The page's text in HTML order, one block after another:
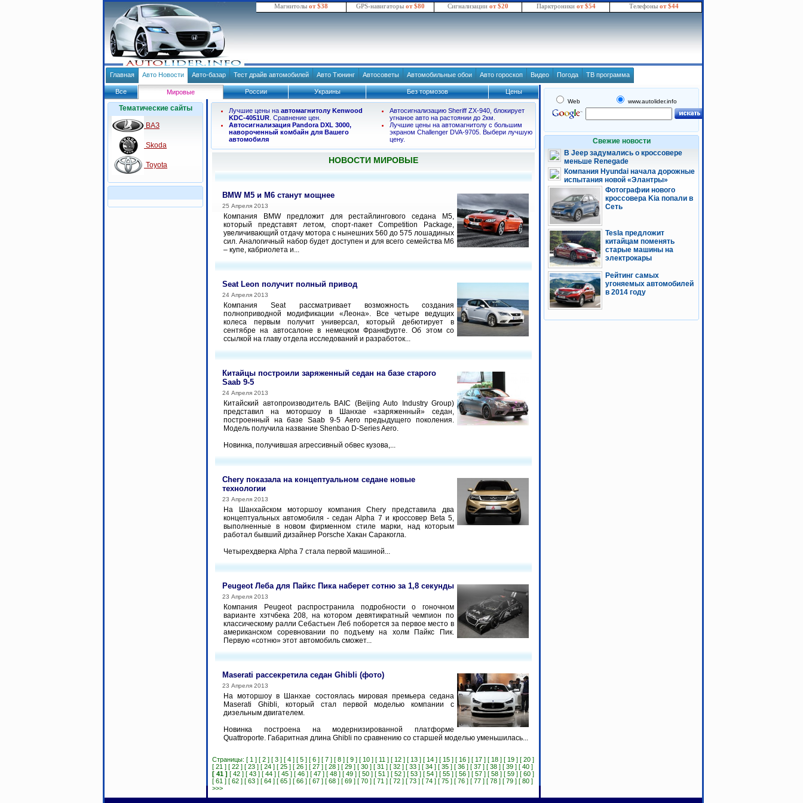
Магнитолы от $38 GPS-навигаторы от $80 Сигнализации от $20 Парктроники от $54 Телефоны от $44
Главная Авто Новости Авто-базар Тест драйв автомобилей Авто Тюнинг Автосоветы Автомобильные обои Авто гороскоп Видео Погода ТВ программа
Все Мировые России Украины Без тормозов Цены
Тематические сайты
ВАЗ
Skoda
Toyota
Лучшие цены на автомагнитолу Kenwood
KDC-4051UR . Сравнение цен.
Автосигнализация Pandora DXL 3000,
навороченный комбайн для Вашего
автомобиля
Автосигнализацию Sheriff ZX-940, блокирует
угнаное авто на растоянии до 2км.
Лучшие цены на автомагнитолу с большим
экраном Challenger DVA-9705. Выбери лучшую
цену.
НОВОСТИ МИРОВЫЕ
BMW M5 и M6 станут мощнее
25 Апреля 2013
Компания BMW предложит для рестайлингового седана M5,
который представят летом, спорт-пакет Competition Package,
увеличивающий отдачу мотора с нынешних 560 до 575 лошадиных
сил. Аналогичный набор будет доступен и для всего семейства M6
– купе, кабриолета и...
Seat Leon получит полный привод
24 Апреля 2013
Компания Seat рассматривает возможность создания
полноприводной модификации «Леона». Все четыре ведущих
колеса первым получит универсал, который дебютирует в
сентябре на автосалоне в немецком Франкфурте. Об этом со
ссылкой на главу отдела исследований и разработок...
Китайцы построили заряженный седан на базе старого
Saab 9-5
24 Апреля 2013
Китайский автопроизводитель BAIC (Beijing Auto Industry Group)
представил на моторшоу в Шанхае «заряженный» седан,
построенный на базе Saab 9-5 Aero предыдущего поколения.
Модель получила название Shenbao D-Series Aero.
Новинка, получившая агрессивный обвес кузова,...
Chery показала на концептуальном седане новые
технологии
23 Апреля 2013
На Шанхайском моторшоу компания Chery представила два
концептуальных автомобиля - седан Alpha 7 и кроссовер Beta 5,
выполненные в новом фирменном стиле марки, над которым
работал бывший дизайнер Porsche Хакан Саракогла.
Четырехдверка Alpha 7 стала первой машиной...
Peugeot Леба для Пайкс Пика наберет сотню за 1,8 секунды
23 Апреля 2013
Компания Peugeot распространила подробности о гоночном
варианте хэтчбека 208, на котором девятикратный чемпион по
классическому ралли Себастьен Леб поборется за первое место в
американском соревновании по подъему на холм Пайкс Пик.
Первую «сотню» этот автомобиль сможет...
Maserati рассекретила седан Ghibli (фото)
23 Апреля 2013
На моторшоу в Шанхае состоялась мировая премьера седана
Maserati Ghibli, который стал первой моделью компании с
дизельным двигателем.
Новинка построена на модернизированной платформе
Quattroporte. Габаритная длина Ghibli по сравнению со старшей моделью уменьшилась...
Страницы: [ 1 ] [ 2 ] [ 3 ] [ 4 ] [ 5 ] [ 6 ] [ 7 ] [ 8 ] [ 9 ] [ 10 ] [ 11 ] [ 12 ] [ 13 ] [ 14 ] [ 15 ] [ 16 ] [ 17 ] [ 18 ] [ 19 ] [ 20 ]
[ 21 ] [ 22 ] [ 23 ] [ 24 ] [ 25 ] [ 26 ] [ 27 ] [ 28 ] [ 29 ] [ 30 ] [ 31 ] [ 32 ] [ 33 ] [ 34 ] [ 35 ] [ 36 ] [ 37 ] [ 38 ] [ 39 ] [ 40 ]
[ 41 ] [ 42 ] [ 43 ] [ 44 ] [ 45 ] [ 46 ] [ 47 ] [ 48 ] [ 49 ] [ 50 ] [ 51 ] [ 52 ] [ 53 ] [ 54 ] [ 55 ] [ 56 ] [ 57 ] [ 58 ] [ 59 ] [ 60 ]
[ 61 ] [ 62 ] [ 63 ] [ 64 ] [ 65 ] [ 66 ] [ 67 ] [ 68 ] [ 69 ] [ 70 ] [ 71 ] [ 72 ] [ 73 ] [ 74 ] [ 75 ] [ 76 ] [ 77 ] [ 78 ] [ 79 ] [ 80 ]
>>>
Web www.autolider.info
Свежие новости
В Jeep задумались о кроссовере
меньше Renegade
Компания Hyundai начала дорожные
испытания новой «Элантры»
Фотографии нового
кроссовера Kia попали в
Сеть
Tesla предложит
китайцам поменять
старые машины на
электрокары
Рейтинг самых
угоняемых автомобилей
в 2014 году